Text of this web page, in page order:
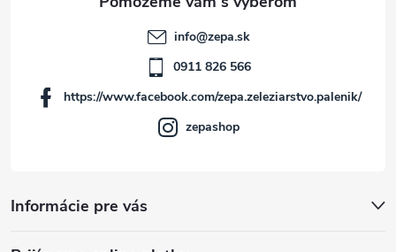
Informácie pre vás
info@zepa.sk
0911 826 566
https://www.facebook.com/zepa.zeleziarstvo.palenik/
zepashop